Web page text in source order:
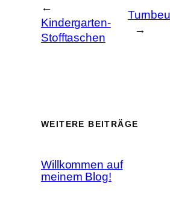
←
Kindergarten-
Stofftaschen
→
WEITERE BEITRÄGE
Willkommen auf
meinem Blog!